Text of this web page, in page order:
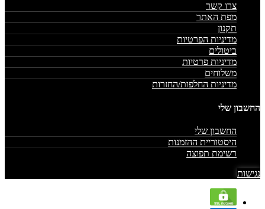
צרו קשר
מפת האתר
תקנון
מדיניות הפרטיות
ביטולים
מדיניות פרטיות
משלוחים
מדיניות החלפות/החזרות
החשבון שלי
החשבון שלי
היסטוריית ההזמנות
רשימת תפוצה
נגישות